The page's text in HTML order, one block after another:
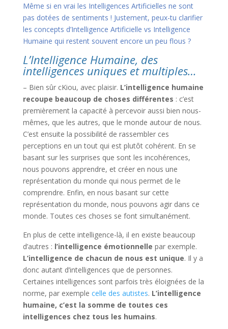
Même si en vrai les Intelligences Artificielles ne sont
pas dotées de sentiments ! Justement, peux-tu clarifier
les concepts d’Intelligence Artificielle vs Intelligence
Humaine qui restent souvent encore un peu flous ?
L’Intelligence Humaine, des
intelligences uniques et multiples…
– Bien sûr cKiou, avec plaisir. L’intelligence humaine
recoupe beaucoup de choses différentes : c’est
premièrement la capacité à percevoir aussi bien nous-
mêmes, que les autres, que le monde autour de nous.
C’est ensuite la possibilité de rassembler ces
perceptions en un tout qui est plutôt cohérent. En se
basant sur les surprises que sont les incohérences,
nous pouvons apprendre, et créer en nous une
représentation du monde qui nous permet de le
comprendre. Enfin, en nous basant sur cette
représentation du monde, nous pouvons agir dans ce
monde. Toutes ces choses se font simultanément.
En plus de cette intelligence-là, il en existe beaucoup
d’autres : l’intelligence émotionnelle par exemple.
L’intelligence de chacun de nous est unique. Il y a
donc autant d’intelligences que de personnes.
Certaines intelligences sont parfois très éloignées de la
norme, par exemple celle des autistes. L’intelligence
humaine, c’est la somme de toutes ces
intelligences chez tous les humains.